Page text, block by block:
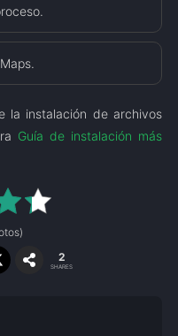
la instalación de archivos
Guía de instalación más
2
SHARES